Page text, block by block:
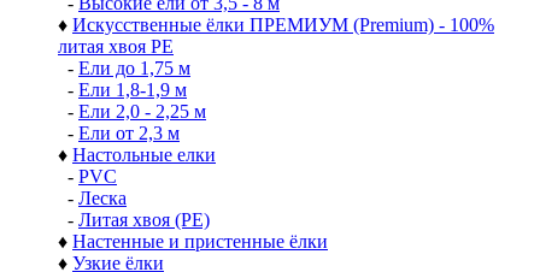
♦ Искусственные ёлки ПРЕМИУМ (Premium) - 100%
литая хвоя РЕ
- Ели до 1,75 м
- Ели 1,8-1,9 м
- Ели 2,0 - 2,25 м
- Ели от 2,3 м
♦ Настольные елки
- PVC
- Леска
- Литая хвоя (РЕ)
♦ Настенные и пристенные ёлки
♦ Узкие ёлки